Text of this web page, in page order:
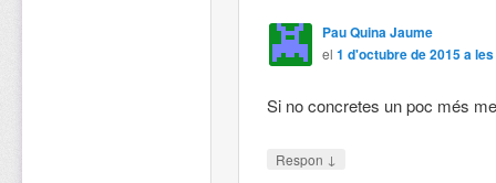
Pau Quina Jaume
el 1 d'octubre de 2015 a
Si no concretes un poc més
Respon ↓